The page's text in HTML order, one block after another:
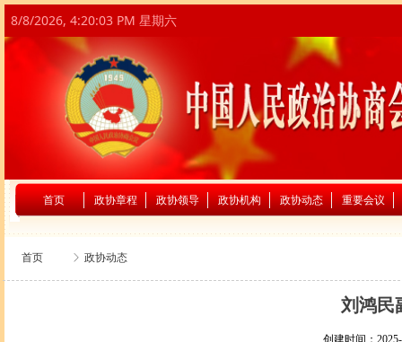
8/8/2026, 4:20:04 PM 星期六
首页 政协章程 政协领导 政协机构 政协动态 重要会议
首页 ꁕ 政协动态
刘鸿民
创建时间：